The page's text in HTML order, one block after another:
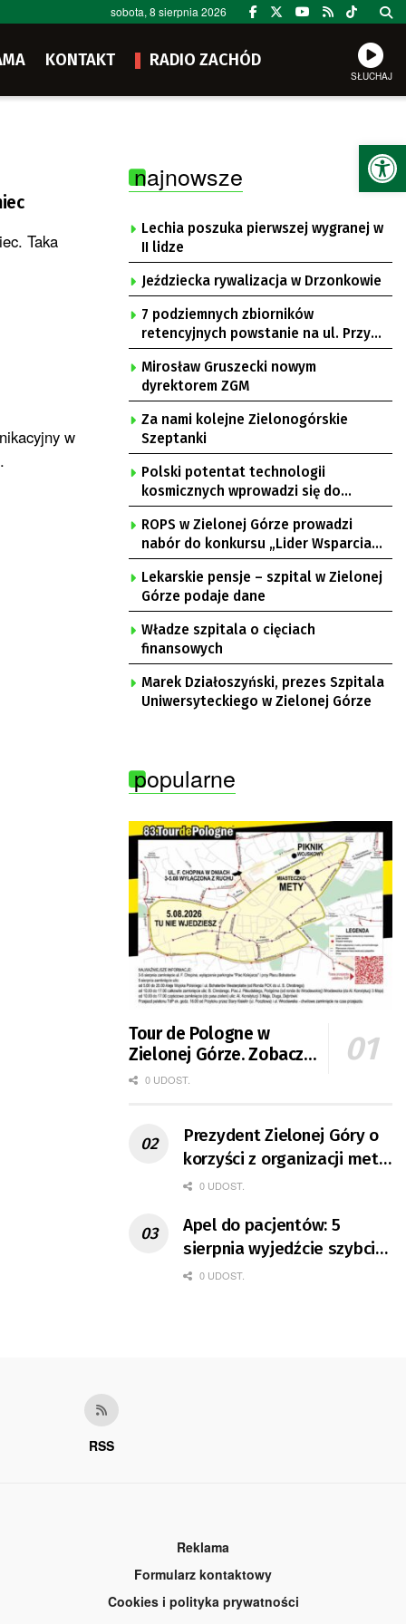
sobota, 8 sierpnia 2026
KONTAKT RADIO ZACHÓD
SŁUCHAJ
Taka
w
najnowsze
Lechia poszuka pierwszej wygranej w
II lidze
Jeździecka rywalizacja w Drzonkowie
7 podziemnych zbiorników
retencyjnych powstanie na ul. Przy
Gazowni
Mirosław Gruszecki nowym
dyrektorem ZGM
Za nami kolejne Zielonogórskie
Szeptanki
Polski potentat technologii
kosmicznych wprowadzi się do
Zielonej Góry
ROPS w Zielonej Górze prowadzi
nabór do konkursu „Lider Wsparcia
Seniora”
Lekarskie pensje – szpital w Zielonej
Górze podaje dane
Władze szpitala o cięciach
finansowych
Marek Działoszyński, prezes Szpitala
Uniwersyteckiego w Zielonej Górze
popularne
Tour de Pologne w
Zielonej Górze. Zobacz
zmiany w organizacji
0 UDOST.
Prezydent Zielonej Góry o
korzyści z organizacji mety
Tour de Pologne
0 UDOST.
Apel do pacjentów: 5
sierpnia wyjedźcie szybciej
z domów
0 UDOST.
RSS
Reklama
Formularz kontaktowy
Cookies i polityka prywatności